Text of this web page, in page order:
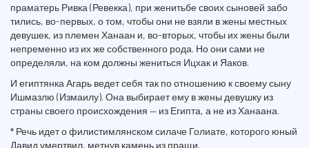
праматерь Ривка (Ревекка), при женитьбе своих сыновей забо
тились, во-первых, о том, чтобы они не взяли в жены местных
девушек, из племен Ханаан и, во-вторых, чтобы их жены были
непременно из их же собственного рода. Но они сами не
определяли, на ком должны жениться Ицхак и Яаков.
И египтянка Агарь ведет себя так по отношению к своему сыну
Ишмазлю (Измаилу). Она выбирает ему в жены девушку из
страны своего происхождения — из Египта, а не из Ханаана.
* Речь идет о филистимлянском силаче Голиате, которого юный
Давид умертвил, метнув камень из пращи.